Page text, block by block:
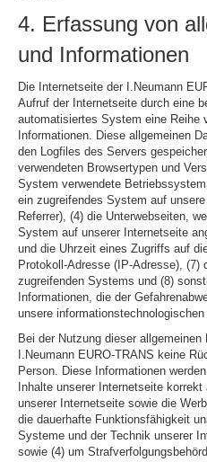
4. Erfassung von
und Informationen
Die Internetseite der I.Neumann
Aufruf der Internetseite durch eine
automatisiertes System eine Reihe
Informationen. Diese allgemeinen
den Logfiles des Servers
verwendeten Browsertypen und
System verwendete
ein zugreifendes System auf
Referrer), (4) die Unterwebseiten,
System auf unserer Internetseite
und die Uhrzeit eines Zugriffs auf
Protokoll-Adresse (IP-Adresse), (7)
zugreifenden Systems und (8)
Informationen, die der
unsere
Bei der Nutzung dieser
I.Neumann EURO-TRANS keine
Person. Diese Informationen
Inhalte unserer Internetseite
unserer Internetseite sowie die
die dauerhafte Funktionsfähigkeit
Systeme und der Technik unserer
sowie (4) um